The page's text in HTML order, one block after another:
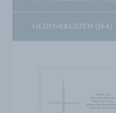
GEDENKKERZEN (164)